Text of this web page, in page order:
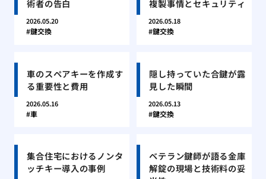
術者の告白
2026.05.20
鍵交換
複製事情とセキュリティ
2026.05.18
鍵交換
車のスペアキーを作成す
る重要性と費用
2026.05.16
車
隠し持っていた合鍵が露
見した瞬間
2026.05.13
鍵交換
集合住宅におけるノンタ
ッチキー導入の事例
ベテラン鍵師が語る金庫
解錠の現場と技術料の妥